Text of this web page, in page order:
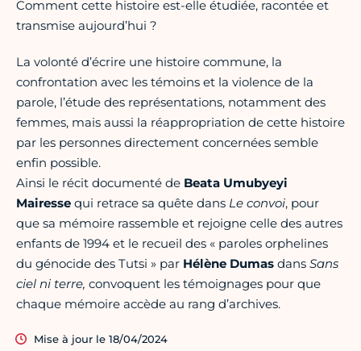
Comment cette histoire est-elle étudiée, racontée et
transmise aujourd’hui ?
La volonté d’écrire une histoire commune, la
confrontation avec les témoins et la violence de la
parole, l’étude des représentations, notamment des
femmes, mais aussi la réappropriation de cette histoire
par les personnes directement concernées semble
enfin possible.
Ainsi le récit documenté de Beata Umubyeyi
Mairesse qui retrace sa quête dans Le convoi, pour
que sa mémoire rassemble et rejoigne celle des autres
enfants de 1994 et le recueil des « paroles orphelines
du génocide des Tutsi » par Hélène Dumas dans Sans
ciel ni terre, convoquent les témoignages pour que
chaque mémoire accède au rang d’archives.
Mise à jour le 18/04/2024